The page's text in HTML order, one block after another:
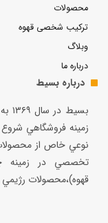
محصولات
ترکیب شخصی قهوه
وبلاگ
درباره ما
درباره بسیط
زمينه فروشگاهي
نوعي خاص از
تخصصي در زمينه
قهوه)،محصولات